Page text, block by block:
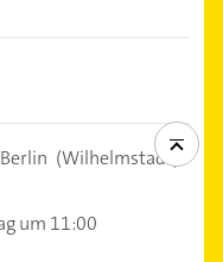
(Wilhelmstadt)
um 11:00